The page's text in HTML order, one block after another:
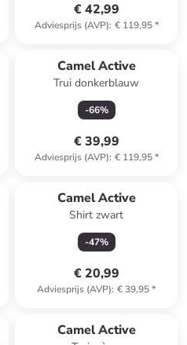
€ 42,99
Adviesprijs (AVP): € 119,95*
Camel Active
Trui donkerblauw
-66%
€ 39,99
Adviesprijs (AVP): € 119,95*
Camel Active
Shirt zwart
-47%
€ 20,99
Adviesprijs (AVP): € 39,95*
Camel Active